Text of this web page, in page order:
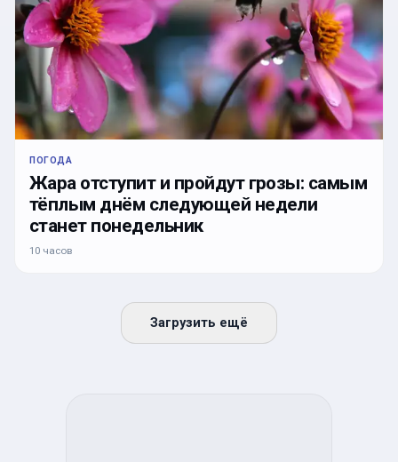
ПОГОДА
Жара отступит и пройдут грозы: самым
тёплым днём следующей недели
станет понедельник
10 часов
Загрузить ещё